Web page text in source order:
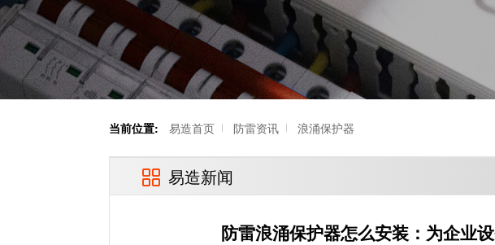
当前位置: 易造首页 防雷资讯 浪涌保护器
易造新闻
防雷浪涌保护器怎么安装：为企业